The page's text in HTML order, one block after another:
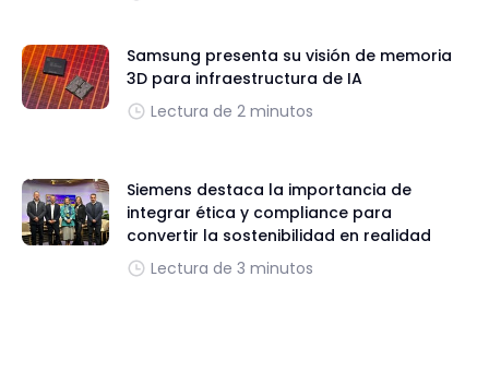
Samsung presenta su visión de memoria
3D para infraestructura de IA
Lectura de 2 minutos
Siemens destaca la importancia de
integrar ética y compliance para
convertir la sostenibilidad en realidad
Lectura de 3 minutos